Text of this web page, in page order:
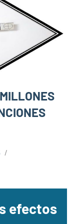
efectos